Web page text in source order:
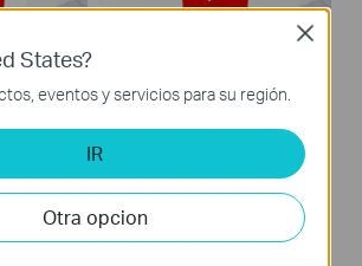
Wi-Fi
Cómo instalar la
tarjeta microSD para
la cámara Wi-Fi Tapo
Pan & Tilt: Tapo C200
/ Tapo C210 / TC70
States?
eventos y servicios para su región.
IR
Otra opcion
Close